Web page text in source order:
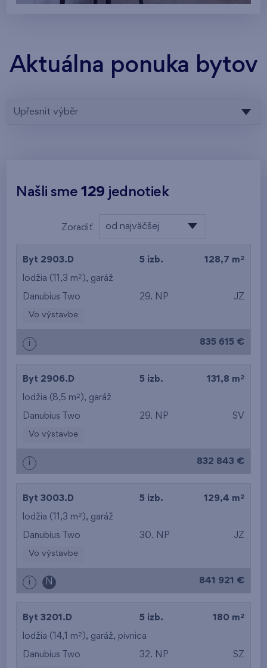
Aktuálna ponuka bytov
Upřesnit výběr
Našli sme 129 jednotiek
Zoradiť od najväčšej
od najdrahšieho
od najmenšej výmery
od najväčšej
dispozície
od najvyššieho
podlažia
Byt 2903.D 5 izb. 128,7 m 2
lodžia (11,3 m2 ), garáž
Danubius Two 29. NP JZ
Vo výstavbe
i 835 615 €
Byt 2906.D 5 izb. 131,8 m 2
lodžia (8,5 m2 ), garáž
Danubius Two 29. NP SV
Vo výstavbe
i 832 843 €
Byt 3003.D 5 izb. 129,4 m 2
lodžia (11,3 m2 ), garáž
Danubius Two 30. NP JZ
Vo výstavbe
i N 841 921 €
Byt 3201.D 5 izb. 180 m 2
lodžia (14,1 m2 ), garáž, pivnica
Danubius Two 32. NP SZ